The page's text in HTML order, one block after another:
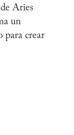
Aries
un
para crear